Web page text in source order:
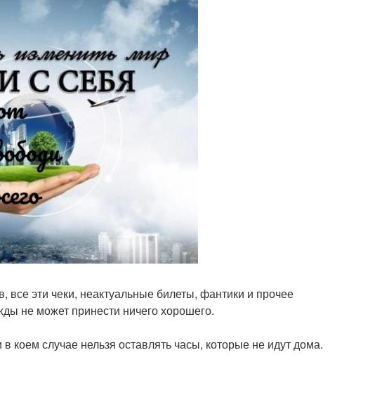
эти чеки, неактуальные билеты, фантики и прочее
не может принести ничего хорошего.
коем случае нельзя оставлять часы, которые не идут дома.